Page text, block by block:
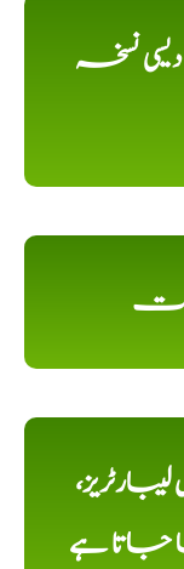
نسخہ
جاتا ہے